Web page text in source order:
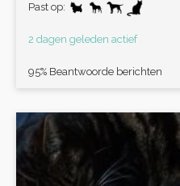
Past op:
2 dagen geleden actief
95% Beantwoorde berichten